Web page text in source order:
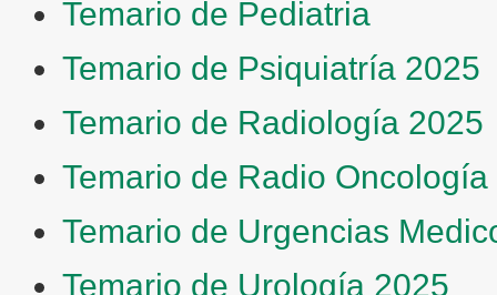
Temario de Pediatria
Temario de Psiquiatría 2025
Temario de Radiología 2025
Temario de Radio
Temario de Urgencias
Temario de Urología 2025